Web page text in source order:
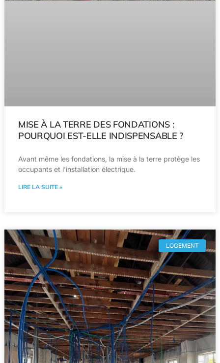
MISE À LA TERRE DES FONDATIONS :
POURQUOI EST-ELLE INDISPENSABLE ?
Avant même les fondations, la mise à la terre protège les
occupants et l’installation électrique.
LIRE LA SUITE »
LOGEMENT